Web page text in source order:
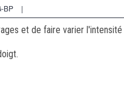
BP |
et de faire varier l'intensité